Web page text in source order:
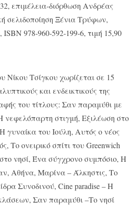
επιμέλεια-διόρθωση Ανδρέας
σελιδοποίηση Ξένια Τρύφων,
ISBN 978-960-592-199-6, τιμή 15,90
Νίκου Τσίγκου χωρίζεται σε 15
και ενδεικτικούς της
του τίτλους: Σαν παραμύθι με
νεφελόπαρτη στιγμή, Εξιλέωση στο
γυναίκα του Ιούλη, Αυτός ο νέος
Το ονειρικό σπίτι του Greenwich
νησί, Ένα σύγχρονο συμπόσιο, Η
Αθήνα, Μαρίνα – Άλκηστις, Το
Συνοδινού, Cine paradise – Η
Σαν παραμύθι –Το νησί